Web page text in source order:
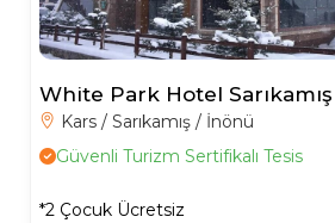
White Park Hotel Sarıkamış
Kars / Sarıkamış / İnönü
Güvenli Turizm Sertifikalı Tesis
*2 Çocuk Ücretsiz